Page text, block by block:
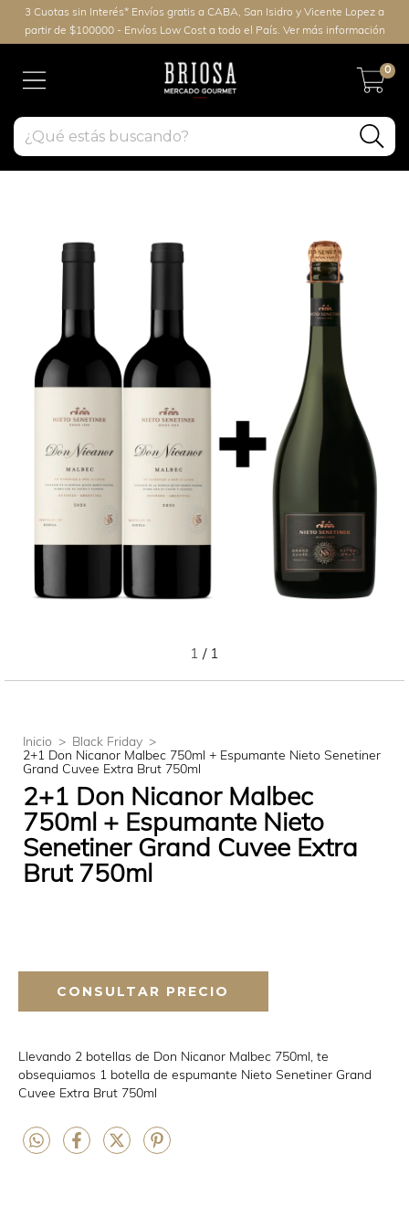
3 Cuotas sin Interés* Envíos gratis a CABA, San Isidro y Vicente Lopez a
partir de $100000 - Envíos Low Cost a todo el País. Ver más información
0
1 / 1
Inicio > Black Friday >
2+1 Don Nicanor Malbec 750ml + Espumante Nieto Senetiner
Grand Cuvee Extra Brut 750ml
2+1 Don Nicanor Malbec
750ml + Espumante Nieto
Senetiner Grand Cuvee Extra
Brut 750ml
Llevando 2 botellas de Don Nicanor Malbec 750ml, te
obsequiamos 1 botella de espumante Nieto Senetiner Grand
Cuvee Extra Brut 750ml